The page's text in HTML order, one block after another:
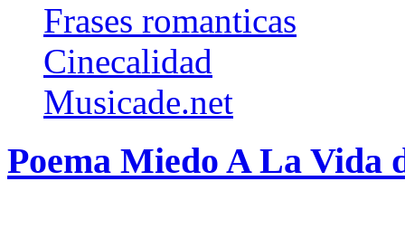
Frases romanticas
Cinecalidad
Musicade.net
Poema Miedo A La Vida